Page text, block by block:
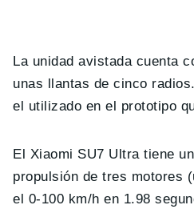
La unidad avistada cuenta
unas llantas de cinco
el utilizado en el prototipo
El Xiaomi SU7 Ultra tiene
propulsión de tres motores
el 0-100 km/h en 1.98